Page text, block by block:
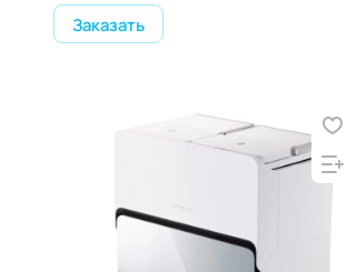
Заказать